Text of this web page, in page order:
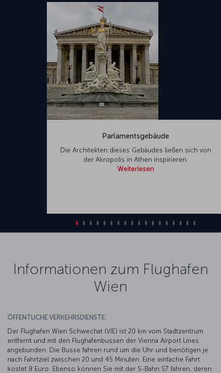
Parlamentsgebäude
Die Architekten dieses Gebäudes ließen sich von
der Akropolis in Athen inspirieren.
Weiterlesen
Informationen zum Flughafen
Wien
ÖFFENTLICHE VERKEHRSDIENSTE:
Der Flughafen Wien Schwechat (VIE) ist 20 km vom Stadtzentrum
entfernt und mit den Flughafenbussen der Vienna Airport Lines
angebunden. Die Busse fahren rund um die Uhr und benötigen je
nach Fahrtziel zwischen 20 und 45 Minuten. Eine einfache Fahrt
kostet 8 Euro. Ebenso können Sie mit der S-Bahn S7 fahren, deren